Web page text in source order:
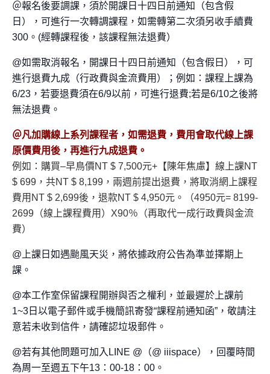
＠報名後要調課，須於開課日十四日前通知（包含假
日），可進行一次轉調課程，如需轉第二次須另收手續費
300。(經轉課程後，該課程無法退費）
@如需取消報名，開課日十四日前通知（包含假日），可
進行退費九成（行政費與金流費用）；例如：課程上課為
6/23，若要退費須在6/9以前，可進行退費;若是6/10之後將
無法退費。
＠凡加購線上系列課程者，如需退費， 費用會取代線上課
原價費用後，再進行九成退費。
例如：購買–早鳥價NT $ 7,500元+【陳年焦慮】線上課NT
$ 699，共NT $ 8,199，兩週前提出退費，將取消網上課程
費用NT $ 2,699後，退款NT $ 4,950元。（4950元= 8199-
2699（線上課程費用）X90％（再取代一成行政費與金流
費）
@上課日如遇颱風天災，將依據政府公告為準並擇期上
課。
@本工作室保留課程開辦與否之權利，並最遲於上課前
1~3日以電子郵件或手機簡訊寄發“課程前通知函”，敬請注
意若未收到信件，請確認垃圾郵件。
@若有其他問題可加入LINE @（@ iiispace），回覆時間
為周一至週五下午13：00-18：00。